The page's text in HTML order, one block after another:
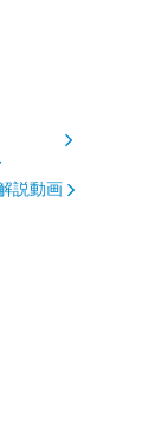
リー
説動画